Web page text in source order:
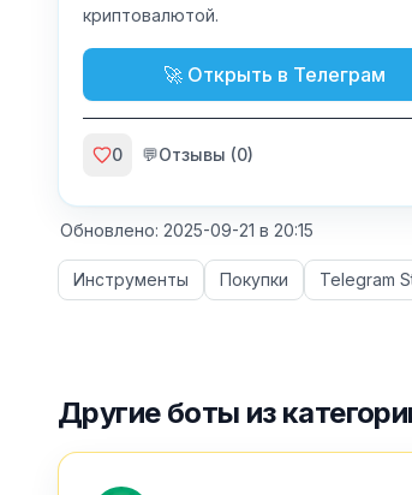
криптовалютой.
🚀 Открыть в Телеграм
0 💬Отзывы (0)
Обновлено: 2025-09-21 в 20:15
Инструменты Покупки Telegram
Другие боты из